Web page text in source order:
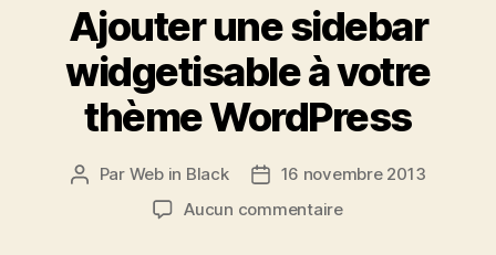
Ajouter une sidebar
widgetisable à votre
thème WordPress
Auteur
Par Web in Black
Date16 novembre 2013
Aucun commentairesur